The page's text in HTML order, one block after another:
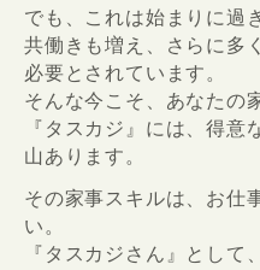
でも、これは始まりに過
共働きも増え、さらに多
必要とされています。
そんな今こそ、あなたの
『タスカジ』には、得意
山あります。
その家事スキルは、お仕
い。
『タスカジさん』として